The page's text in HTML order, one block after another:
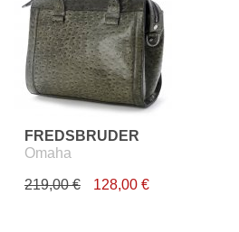
FREDSBRUDER
Omaha
219,00 € 128,00 €